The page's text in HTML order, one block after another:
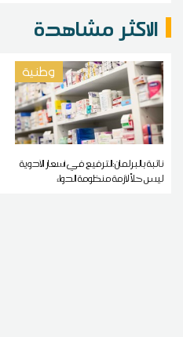
الاكثر مشاهدة
وطنية
نائبة بالبرلمان:الترفيع في أسعار الأدوية
ليس حلاً لأزمة منظومة الدواء